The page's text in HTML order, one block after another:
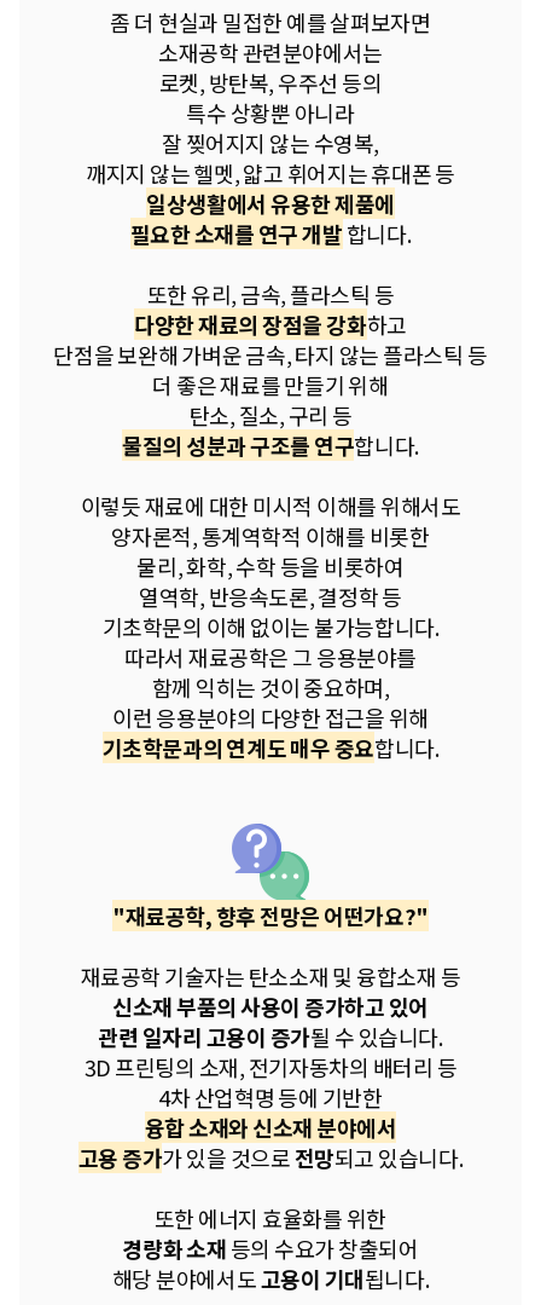
좀 더 현실과 밀접한 예를 살펴보자면
소재공학 관련분야에서는
로켓, 방탄복, 우주선 등의
특수 상황뿐 아니라
잘 찢어지지 않는 수영복,
깨지지 않는 헬멧, 얇고 휘어지는 휴대폰 등
일상생활에서 유용한 제품에
필요한 소재를 연구 개발합니다.
또한 유리, 금속, 플라스틱 등
다양한 재료의 장점을 강화하고
단점을 보완해 가벼운 금속, 타지 않는 플라스틱 등
더 좋은 재료를 만들기 위해
탄소, 질소, 구리 등
물질의 성분과 구조를 연구합니다.
이렇듯 재료에 대한 미시적 이해를 위해서도
양자론적, 통계역학적 이해를 비롯한
물리, 화학, 수학 등을 비롯하여
열역학, 반응속도론, 결정학 등
기초학문의 이해 없이는 불가능합니다.
따라서 재료공학은 그 응용분야를
함께 익히는 것이 중요하며,
이런 응용분야의 다양한 접근을 위해
기초학문과의 연계도 매우 중요합니다.
"재료공학, 향후 전망은 어떤가요?"
재료공학 기술자는 탄소소재 및 융합소재 등
신소재 부품의 사용이 증가하고 있어
관련 일자리 고용이 증가될 수 있습니다.
3D 프린팅의 소재, 전기자동차의 배터리 등
4차 산업혁명 등에 기반한
융합 소재와 신소재 분야에서
고용 증가가 있을 것으로전망되고 있습니다.
또한 에너지 효율화를 위한
경량화 소재등의 수요가 창출되어
해당 분야에서도고용이 기대됩니다.